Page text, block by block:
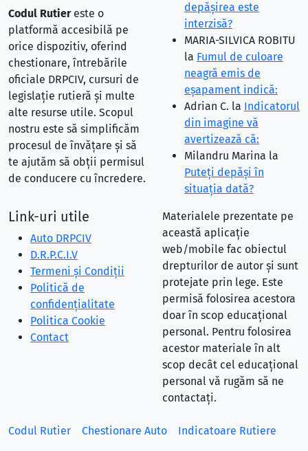
Codul Rutiereste o
platformă accesibilă pe
orice dispozitiv, oferind
chestionare, întrebările
oficiale DRPCIV, cursuri de
legislație rutieră și multe
alte resurse utile. Scopul
nostru este să simplificăm
procesul de învățare și să
te ajutăm să obții permisul
de conducere cu încredere.
depăşirea este
interzisă?
MARIA-SILVICA ROBITU
la Fumul de culoare
neagră emis de
eşapament indică:
Adrian C. la Indicatorul
din imagine vă
avertizează că:
Milandru Marina la
Puteţi depăşi în
situaţia dată?
Link-uri utile
Auto DRPCIV
D.R.P.C.I.V
Termeni și Condiții
Politică de
confidențialitate
Politica Cookie
Contact
Materialele prezentate pe
această aplicație
web/mobile fac obiectul
drepturilor de autor și sunt
protejate prin lege. Este
permisă folosirea acestora
doar în scop educațional
personal. Pentru folosirea
acestor materiale în alt
scop decât cel educațional
personal vă rugăm să ne
contactați.
Codul Rutier Chestionare Auto Indicatoare Rutiere